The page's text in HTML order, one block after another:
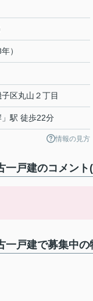
）
子区丸山 ２丁目
」駅 徒歩22分
情報の見方
一戸建のコメン
一戸建で募集中の